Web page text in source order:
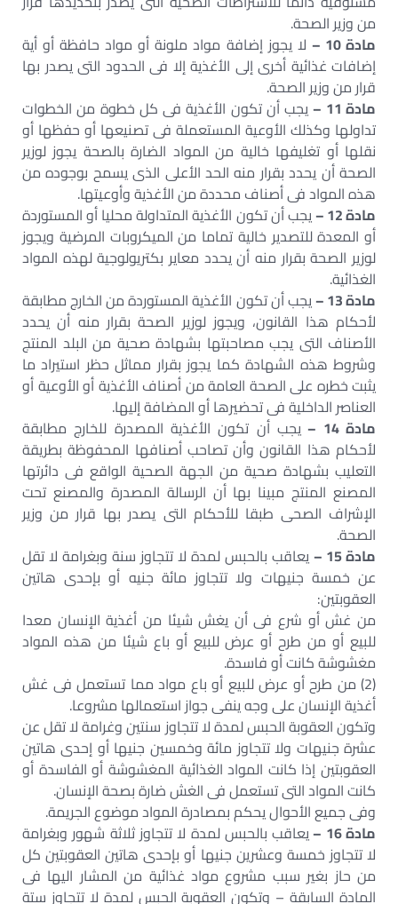
من وزير الصحة.
مادة 10 –
لا يجوز إضافة مواد ملونة أو مواد حافظة أو أية
إضافات غذائية أخرى إلى الأغذية إلا فى الحدود التى يصدر بها
قرار من وزير الصحة.
مادة 11 –
يجب أن تكون الأغذية فى كل خطوة من الخطوات
تداولها وكذلك الأوعية المستعملة فى تصنيعها أو حفظها أو
نقلها أو تغليفها خالية من المواد الضارة بالصحة يجوز لوزير
الصحة أن يحدد بقرار منه الحد الأعلى الذى يسمح بوجوده من
هذه المواد فى أصناف محددة من الأغذية وأوعيتها.
مادة 12 –
يجب أن تكون الأغذية المتداولة محليا أو المستوردة
أو المعدة للتصدير خالية تماما من الميكروبات المرضية ويجوز
لوزير الصحة بقرار منه أن يحدد معاير بكتريولوجية لهذه المواد
الغذائية.
مادة 13 –
يجب أن تكون الأغذية المستوردة من الخارج مطابقة
لأحكام هذا القانون، ويجوز لوزير الصحة بقرار منه أن يحدد
الأصناف التى يجب مصاحبتها بشهادة صحية من البلد المنتج
وشروط هذه الشهادة كما يجوز بقرار مماثل حظر استيراد ما
يثبت خطره على الصحة العامة من أصناف الأغذية أو الأوعية أو
العناصر الداخلية فى تحضيرها أو المضافة إليها.
مادة 14 –
يجب أن تكون الأغذية المصدرة للخارج مطابقة
لأحكام هذا القانون وأن تصاحب أصنافها المحفوظة بطريقة
التعليب بشهادة صحية من الجهة الصحية الواقع فى دائرتها
المصنع المنتج مبينا بها أن الرسالة المصدرة والمصنع تحت
الإشراف الصحى طبقا للأحكام التى يصدر بها قرار من وزير
الصحة.
مادة 15 –
يعاقب بالحبس لمدة لا تتجاوز سنة وبغرامة لا تقل
عن خمسة جنيهات ولا تتجاوز مائة جنيه أو بإحدى هاتين
العقوبتين:
من غش أو شرع فى أن يغش شيئا من أغذية الإنسان معدا
للبيع أو من طرح أو عرض للبيع أو باع شيئا من هذه المواد
مغشوشة كانت أو فاسدة.
(2) من طرح أو عرض للبيع أو باع مواد مما تستعمل فى غش
أغذية الإنسان على وجه ينفى جواز استعمالها مشروعا.
وتكون العقوبة الحبس لمدة لا تتجاوز سنتين وغرامة لا تقل عن
عشرة جنيهات ولا تتجاوز مائة وخمسين جنيها أو إحدى هاتين
العقوبتين إذا كانت المواد الغذائية المغشوشة أو الفاسدة أو
كانت المواد التى تستعمل فى الغش ضارة بصحة الإنسان.
وفى جميع الأحوال يحكم بمصادرة المواد موضوع الجريمة.
مادة 16 –
يعاقب بالحبس لمدة لا تتجاوز ثلاثة شهور وبغرامة
لا تتجاوز خمسة وعشرين جنيها أو بإحدى هاتين العقوبتين كل
من حاز بغير سبب مشروع مواد غذائية من المشار اليها فى
المادة السابقة – وتكون العقوبة الحبس لمدة لا تتجاوز ستة